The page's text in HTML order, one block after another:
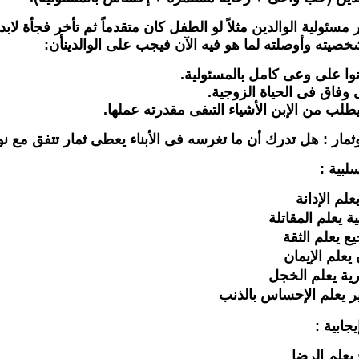
مسئولية الوالدين مثلاً لو الطفل كان متقدماً ثم تأخر فجأة
وأوصلته لما هو فيه الآن فيجب على الوالدينأن:
على وعى كامل بالمسئولية.
وفاق فى الحياة الزوجية.
من الإبن الأشياء التىفى مقدرته عملها.
: هل تدرك أن ما تغرسه فى الأبناء يعطى ثمار تتفق مع
:
الإدانة
يعلم المقاتلة
يعلم الثقة
يعلم الإيمان
يعلم الخجل
يعلم الإحساس بالذنب
: